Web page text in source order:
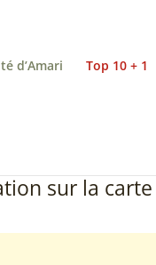
d’Amari Top 10 + 1
sur la carte